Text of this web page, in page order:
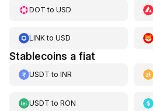
DOT to USD
LINKto USD
Stablecoins a fiat
USDT to INR
USDT to RON